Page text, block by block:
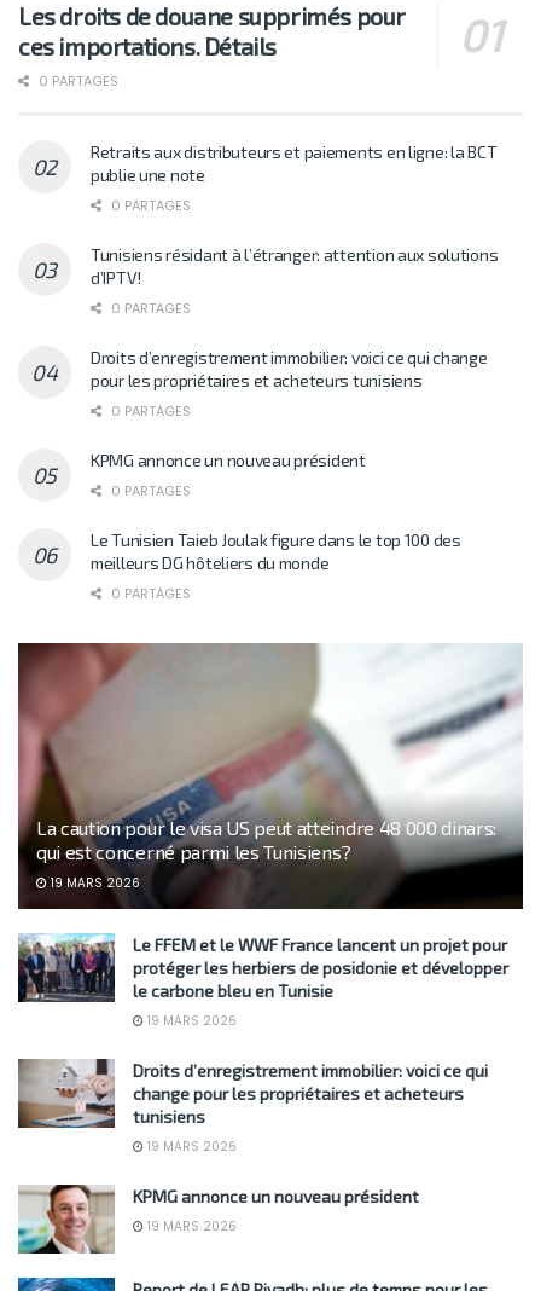
Les droits de douane supprimés pour
ces importations. Détails
0 PARTAGES
Retraits aux distributeurs et paiements en ligne: la BCT
publie une note
0 PARTAGES
Tunisiens résidant à l’étranger: attention aux solutions
d’IPTV!
0 PARTAGES
Droits d’enregistrement immobilier: voici ce qui change
pour les propriétaires et acheteurs tunisiens
0 PARTAGES
KPMG annonce un nouveau président
0 PARTAGES
Le Tunisien Taieb Joulak figure dans le top 100 des
meilleurs DG hôteliers du monde
0 PARTAGES
La caution pour le visa US peut atteindre 48 000 dinars:
qui est concerné parmi les Tunisiens?
19 MARS 2026
Le FFEM et le WWF France lancent un projet pour
protéger les herbiers de posidonie et développer
le carbone bleu en Tunisie
19 MARS 2026
Droits d’enregistrement immobilier: voici ce qui
change pour les propriétaires et acheteurs
tunisiens
19 MARS 2026
KPMG annonce un nouveau président
19 MARS 2026